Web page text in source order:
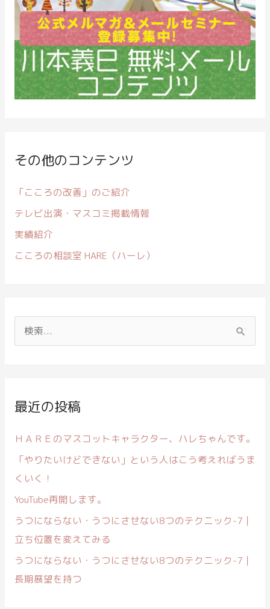
その他のコンテンツ
「こころの改善」のご紹介
テレビ出演・マスコミ掲載情報
実績紹介
こころの相談室 HARE（ハーレ）
索
:最近の投稿
ＨＡＲＥのマスコットキャラクター、ハレちゃんです。
「やりたいけどできない」という人はこう考えればうま
くいく！
YouTube再開します。
うつにならない・うつにさせない8つのテクニック-7｜
立ち位置を変えてみる
うつにならない・うつにさせない8つのテクニック-7｜
長期展望を持つ